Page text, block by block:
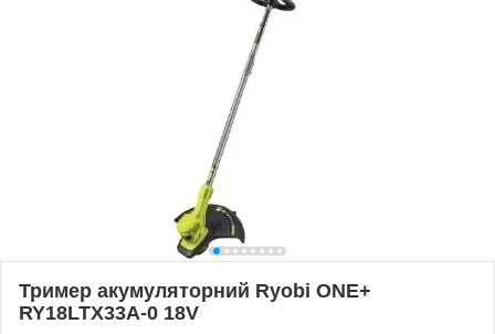
Тример акумуляторний Ryobi ONE+
RY18LTX33A-0 18V